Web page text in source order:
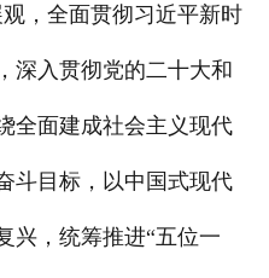
，全面贯彻习近平新时
深入贯彻党的二十大和
全面建成社会主义现代
斗目标，以中国式现代
兴，统筹推进“五位一